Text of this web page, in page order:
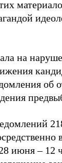
на
об
июня – 12